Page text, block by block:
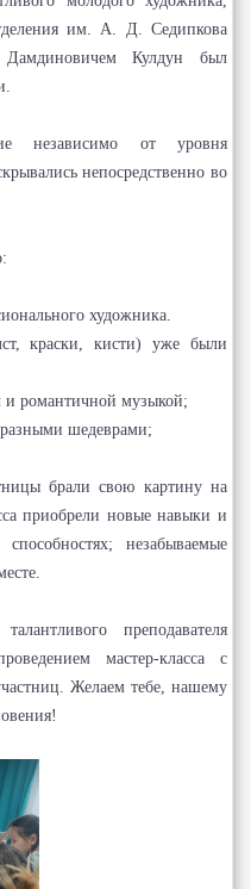
им. А. Д. Седипкова
Кулдун был
от уровня
непосредственно во
художника.
краски, кисти) уже были
и романтичной музыкой;
шедеврами;
брали свою картину на
приобрели новые навыки и
незабываемые
преподавателя
мастер-класса с
Желаем тебе, нашему